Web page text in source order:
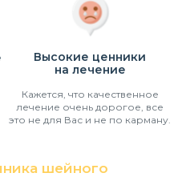
Высокие ценники
на лечение
Кажется, что качественное
лечение очень дорогое, все
это не для Вас и не по карману.
шейного